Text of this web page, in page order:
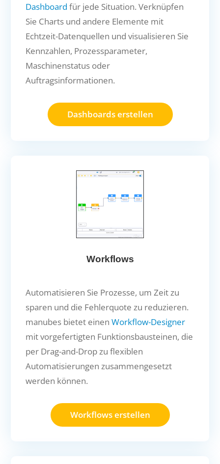
Dashboard für jede Situation. Verknüpfen
Sie Charts und andere Elemente mit
Echtzeit-Datenquellen und visualisieren Sie
Kennzahlen, Prozessparameter,
Maschinenstatus oder
Auftragsinformationen.
Dashboards erstellen
Workflows
Automatisieren Sie Prozesse, um Zeit zu
sparen und die Fehlerquote zu reduzieren.
manubes bietet einenWorkflow-Designer
mit vorgefertigten Funktionsbausteinen, die
per Drag-and-Drop zu flexiblen
Automatisierungen zusammengesetzt
werden können.
Workflows erstellen